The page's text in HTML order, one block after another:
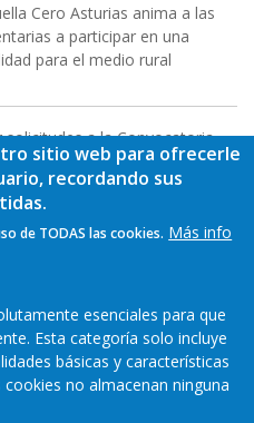
Cero Asturias anima a las
a participar en una
para el medio rural
a la Convocatoria
inversiones para empresas
y conclusiones del
la Comarca Oscos-Eo”
sitio web para ofrecerle
recordando sus
de TODAS las cookies. Más info
esenciales para que
Esta categoría solo incluye
básicas y características
no almacenan ninguna